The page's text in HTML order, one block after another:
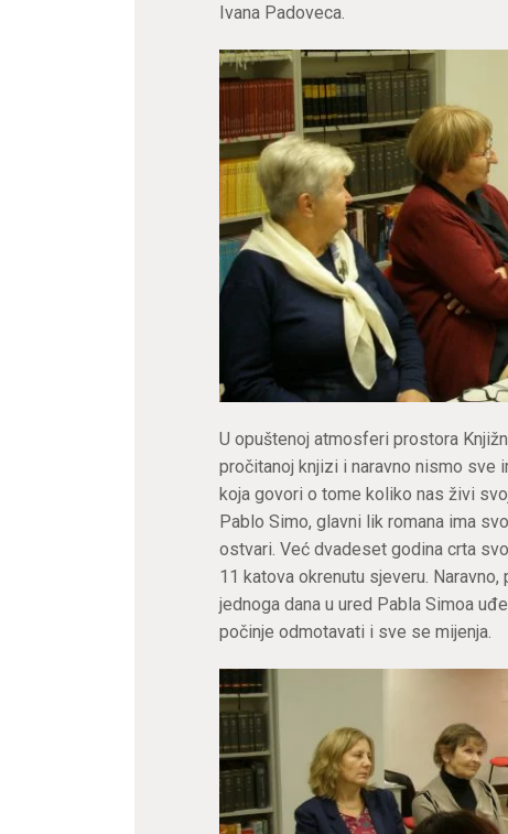
Ivana Padoveca.
U opuštenoj atmosferi prostora
pročitanoj knjizi i naravno nismo sve
koja govori o tome koliko nas živi
Pablo Simo, glavni lik romana ima
ostvari. Već dvadeset godina crta
11 katova okrenutu sjeveru.
jednoga dana u ured Pabla Simoa
počinje odmotavati i sve se mijenja.